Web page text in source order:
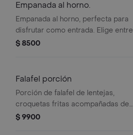
Empanada al horno.
Empanada al horno, perfecta para
disfrutar como entrada. Elige entre
diferentes sabores disponibles.
$ 8500
Falafel porción
Porción de falafel de lentejas,
croquetas fritas acompañadas de
salsa. Incluye perejil fresco.
$ 9900